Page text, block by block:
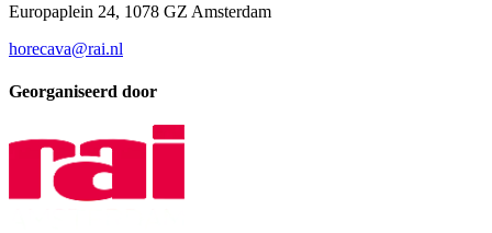
Europaplein 24, 1078 GZ Amsterdam
horecava@rai.nl
Georganiseerd door